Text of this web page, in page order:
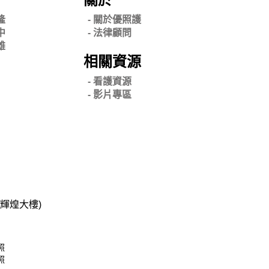
- 關於優照護
-法律顧問
相關資源
- 看護資源
- 影片專區
煌大樓)